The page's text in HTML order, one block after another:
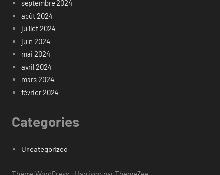
septembre 2024
août 2024
juillet 2024
juin 2024
mai 2024
avril 2024
mars 2024
février 2024
Categories
Uncategorized